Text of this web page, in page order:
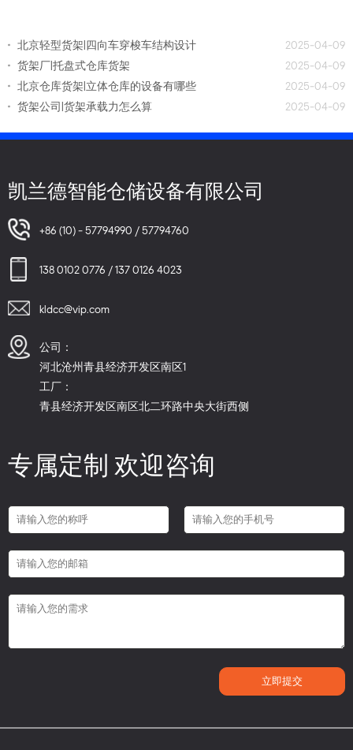
北京轻型货架|四向车穿梭车结构设计
2025-04-09
货架厂|托盘式仓库货架
2025-04-09
北京仓库货架|立体仓库的设备有哪些
2025-04-09
货架公司|货架承载力怎么算
2025-04-09
凯兰德智能仓储设备有限公司
+86 (10) - 57794990 / 57794760
138 0102 0776 / 137 0126 4023
kldcc@vip.com
公司：
河北沧州青县经济开发区南区1
工厂：
青县经济开发区南区北二环路中央大街西侧
专属定制 欢迎咨询